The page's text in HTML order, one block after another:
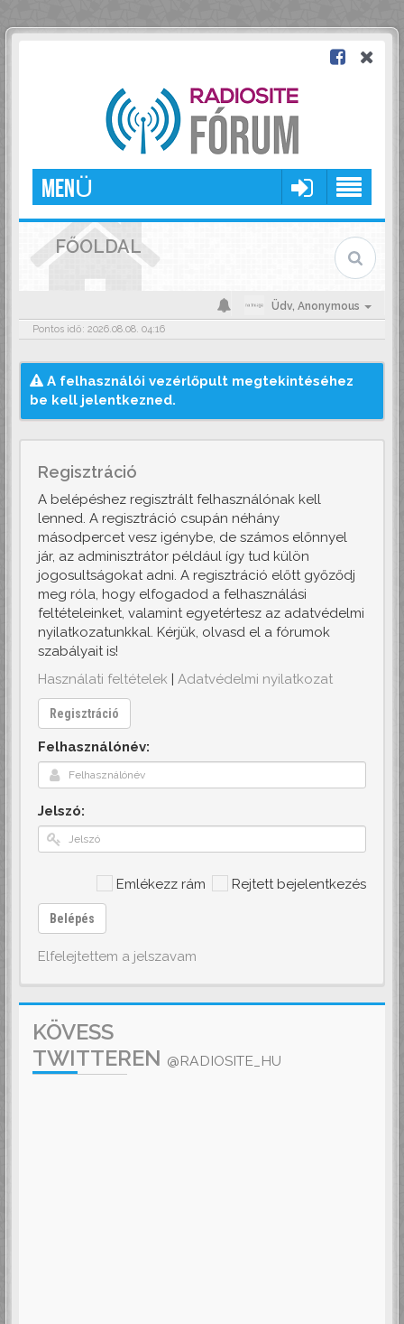
MENÜ
FŐOLDAL
Üdv, Anonymous
Pontos idő: 2026.08.08. 04:16
A felhasználói vezérlőpult megtekintéséhez
be kell jelentkezned.
Regisztráció
A belépéshez regisztrált felhasználónak kell
lenned. A regisztráció csupán néhány
másodpercet vesz igénybe, de számos előnnyel
jár, az adminisztrátor például így tud külön
jogosultságokat adni. A regisztráció előtt győződj
meg róla, hogy elfogadod a felhasználási
feltételeinket, valamint egyetértesz az adatvédelmi
nyilatkozatunkkal. Kérjük, olvasd el a fórumok
szabályait is!
Használati feltételek | Adatvédelmi nyilatkozat
Regisztráció
Felhasználónév:
Jelszó:
Emlékezz rám Rejtett bejelentkezés
Belépés
Elfelejtettem a jelszavam
KÖVESS
TWITTEREN @RADIOSITE_HU